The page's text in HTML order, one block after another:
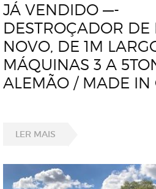
JÁ VENDIDO —-
DESTROÇADOR DE
NOVO, DE 1M
MÁQUINAS 3 A
ALEMÃO / MADE IN
LER MAIS